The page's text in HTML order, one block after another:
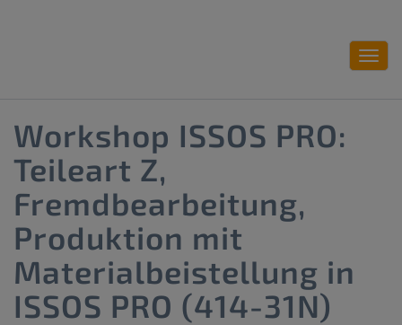
Workshop ISSOS PRO:
Teileart Z,
Fremdbearbeitung,
Produktion mit
Materialbeistellung in
ISSOS PRO (414-31N)